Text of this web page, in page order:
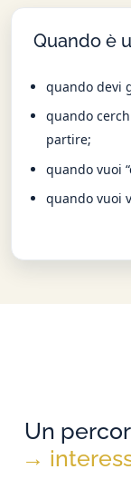
Quando è
quando devi
quando
partire;
quando vuoi
quando vuoi
Un
→